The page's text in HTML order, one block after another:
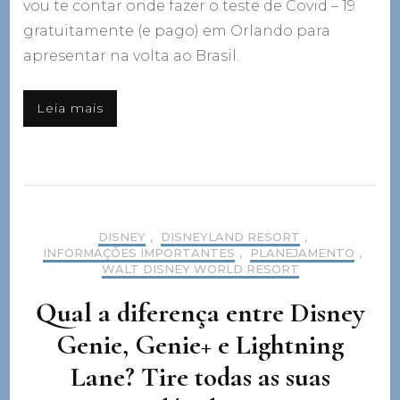
vou te contar onde fazer o teste de Covid – 19
gratuitamente (e pago) em Orlando para
apresentar na volta ao Brasil.
Leia mais
DISNEY , DISNEYLAND RESORT ,
INFORMAÇÕES IMPORTANTES , PLANEJAMENTO ,
WALT DISNEY WORLD RESORT
Qual a diferença entre Disney
Genie, Genie+ e Lightning
Lane? Tire todas as suas